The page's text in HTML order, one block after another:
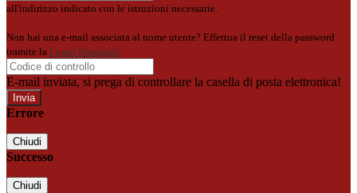
all'indirizzo indicato con le istruzioni necessarie.
Non hai una e-mail associata al nome utente? Effettua il reset della password
tramite la Login Spaggiari
E-mail inviata, si prega di controllare la casella di posta elettronica!
Errore
Chiudi
Successo
Chiudi